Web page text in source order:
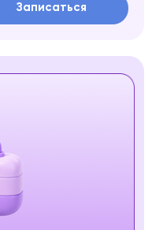
Записаться